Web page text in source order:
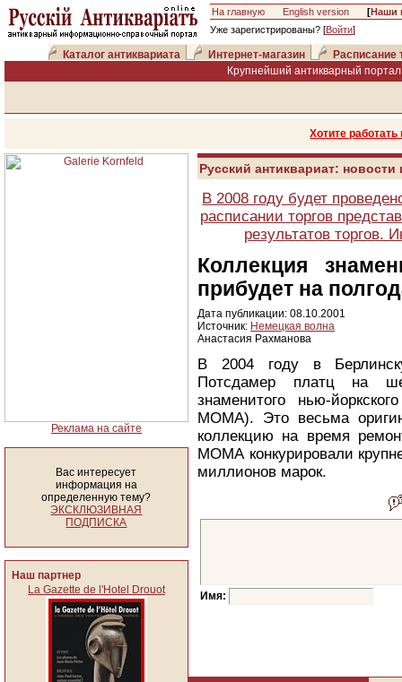
На главную English version [Наши
Уже зарегистрированы? [Войти]
Каталог антиквариата Интернет-магазин
Расписание
Крупнейший антикварный
Хотите
Реклама на сайте
Вас интересует
информация на
определенную тему?
ЭКСКЛЮЗИВНАЯ
ПОДПИСКА
Наш партнер
La Gazette de l'Hotel Drouot
Русский антиквариат:
В 2008 году будет
расписании торгов
результатов торгов.
Коллекция
прибудет на
Дата публикации: 08.10.2001
Источник: Немецкая волна
Анастасия Рахманова
В 2004 году в
Потсдамер платц на
знаменитого нью-
МОМА). Это весьма
коллекцию на время
МОМА конкурировали
миллионов марок.
Имя: